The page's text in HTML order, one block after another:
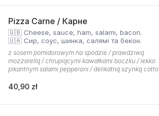
Pizza Carne / Карне
🇬🇧 Cheese, sauce, ham, salami, bacon.
🇺🇦 Сир, соус, шинка, салямі та бекон.
z sosem pomidorowym na spodzie / prawdziwą
mozzarellą / chrupiącymi kawałkami boczku / lekko
pikantnym salami pepperoni / delikatną szynką cotto
40,90 zł